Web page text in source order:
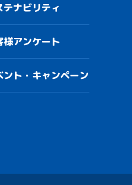
テナビリティ
様アンケート
ント・キャンペーン